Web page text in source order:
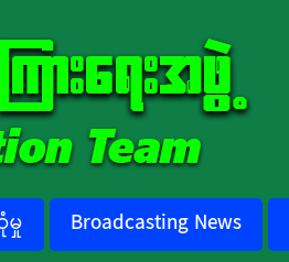
မှု Broadcasting News